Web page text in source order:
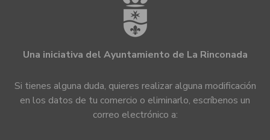
Una iniciativa del Ayuntamiento de La Rinconada
Si tienes alguna duda, quieres realizar alguna modificación
en los datos de tu comercio o eliminarlo, escríbenos un
correo electrónico a: